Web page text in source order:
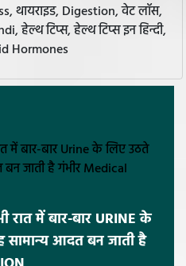
थायराइड, Digestion, वेट लॉस,
टिप्स, हेल्थ टिप्स इन हिन्दी,
Hormones
रात में बार-बार URINE के
सामान्य आदत बन जाती है